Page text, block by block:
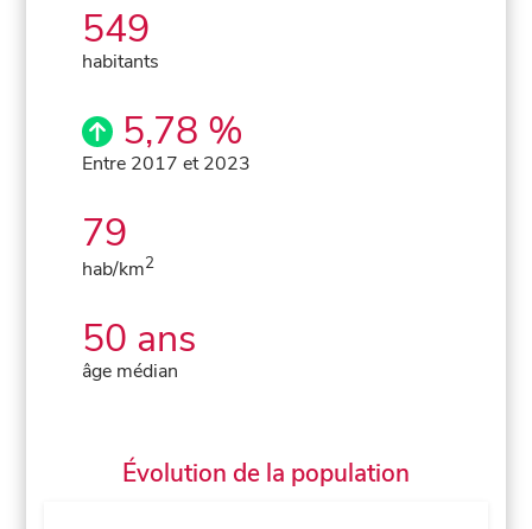
549
habitants
5,78 %
Entre 2017 et 2023
79
hab/km2
50 ans
âge médian
Évolution de la population